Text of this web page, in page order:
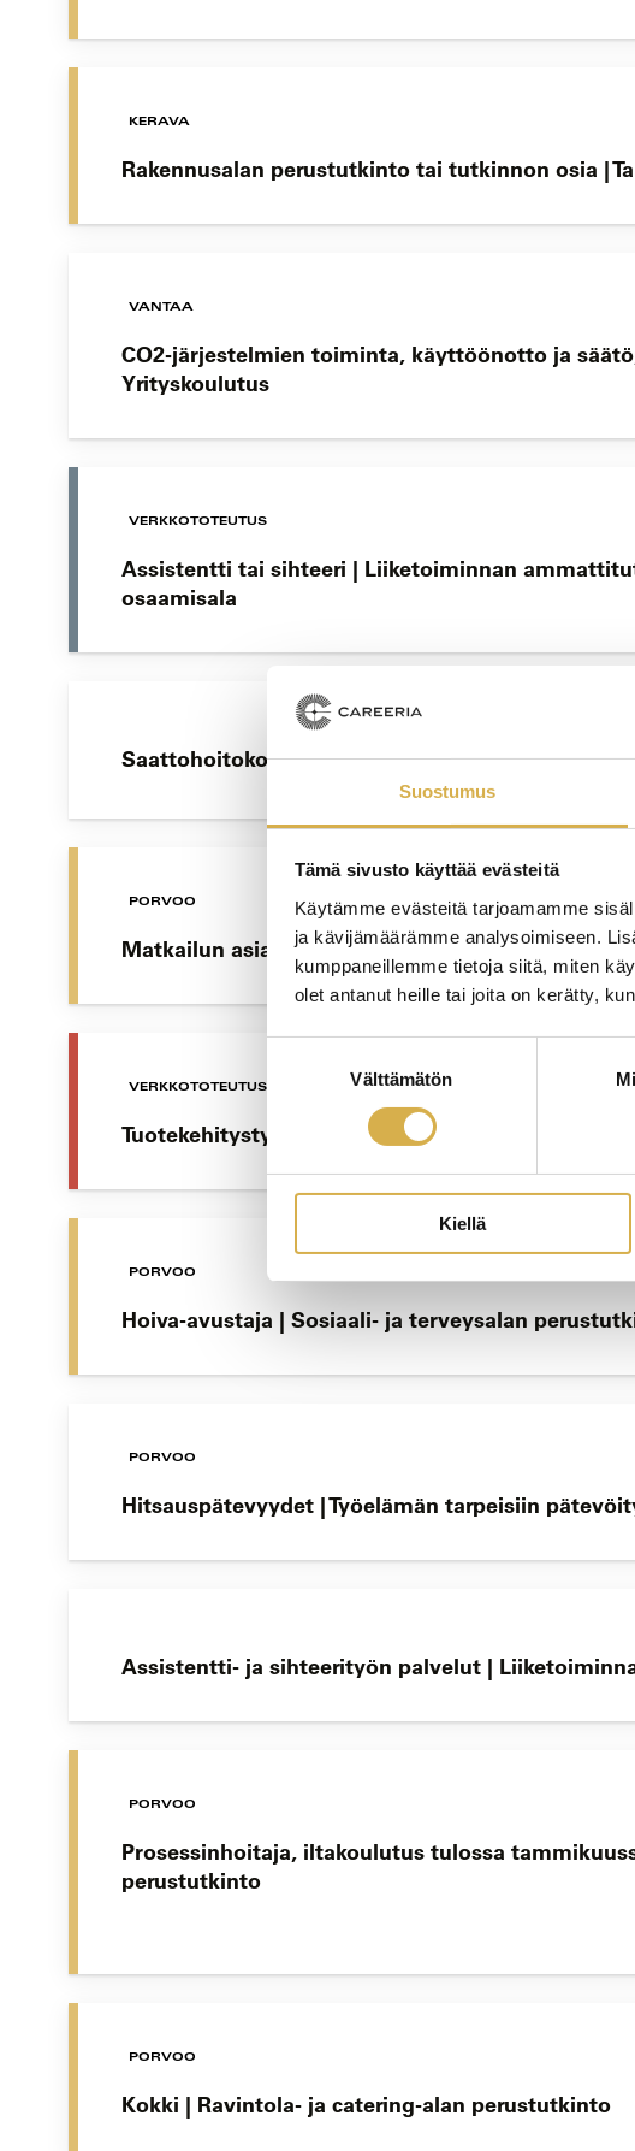
Suostumus
Tämä sivusto käyttää evästeitä
Käytämme evästeitä tarjoamamme
ja kävijämäärämme analysoimiseen.
kumppaneillemme tietoja siitä, miten
olet antanut heille tai joita on kerätty,
valinta
Välttämätön
Kiellä
KERAVA
Rakennusalan perustutkinto tai tutkinnon osia |
VANTAA
CO2-järjestelmien toiminta, käyttöönotto ja
Yrityskoulutus
VERKKOTOTEUTUS
Assistentti tai sihteeri | Liiketoiminnan
osaamisala
Saattohoitokoulutusta työyhteisöille
PORVOO
Matkailun asiakaspalvelija | Matkailualan
VERKKOTOTEUTUS
Tuotekehitystyön erikoisammattitutkinto
PORVOO
Hoiva-avustaja | Sosiaali- ja terveysalan
PORVOO
Hitsauspätevyydet | Työelämän tarpeisiin
Assistentti- ja sihteerityön palvelut |
PORVOO
Prosessinhoitaja, iltakoulutus tulossa
perustutkinto
PORVOO
Kokki | Ravintola- ja catering-alan perustutkinto